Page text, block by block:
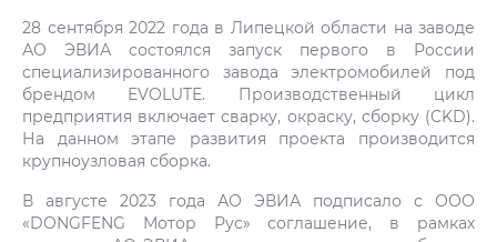
28 сентября 2022 года в Липецкой области на заводе
АО ЭВИА состоялся запуск первого в России
специализированного завода электромобилей под
брендом EVOLUTE. Производственный цикл
предприятия включает сварку, окраску, сборку (CKD).
На данном этапе развития проекта производится
крупноузловая сборка.
В августе 2023 года АО ЭВИА подписало с ООО
«DONGFENG Мотор Рус» соглашение, в рамках